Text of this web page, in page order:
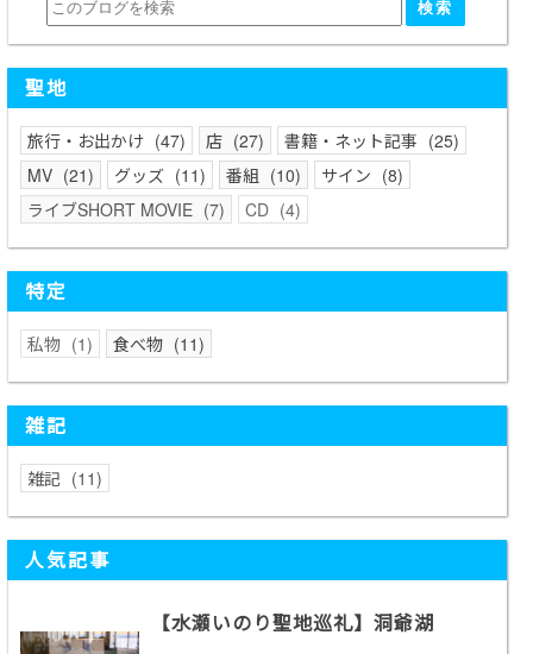
聖地
旅行・お出かけ 47 店 27 書籍・ネット記事
25
MV
21 グッズ 11 番組 10 サイン
8
ライブSHORT MOVIE
7 CD 4
特定
私物 1 食べ物 11
雑記
雑記 11
人気記事
【水瀬いのり聖地巡礼】洞爺湖